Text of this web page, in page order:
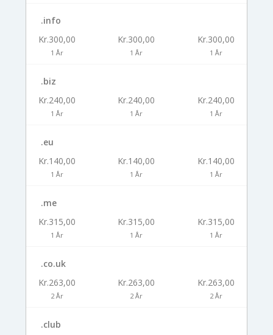
.info
Kr.300,00
1 År
Kr.300,00
1 År
Kr.300,00
1 År
.biz
Kr.240,00
1 År
Kr.240,00
1 År
Kr.240,00
1 År
.eu
Kr.140,00
1 År
Kr.140,00
1 År
Kr.140,00
1 År
.me
Kr.315,00
1 År
Kr.315,00
1 År
Kr.315,00
1 År
.co.uk
Kr.263,00
2 År
Kr.263,00
2 År
Kr.263,00
2 År
.club